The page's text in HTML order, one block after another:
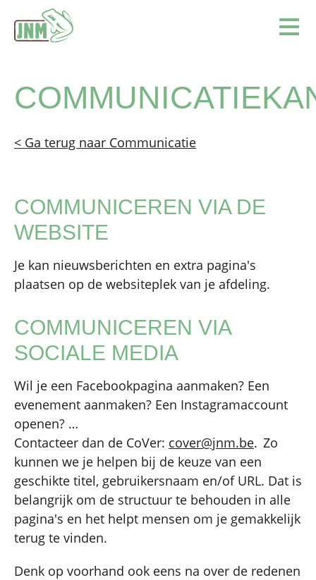
< Ga terug naar Communicatie
COMMUNICEREN VIA DE
WEBSITE
Je kan nieuwsberichten en extra pagina's
plaatsen op de websiteplek van je afdeling.
COMMUNICEREN VIA
SOCIALE MEDIA
Wil je een Facebookpagina aanmaken? Een
evenement aanmaken? Een Instagramaccount
openen? …
Contacteer dan de CoVer: cover@jnm.be. Zo
kunnen we je helpen bij de keuze van een
geschikte titel, gebruikersnaam en/of URL. Dat is
belangrijk om de structuur te behouden in alle
pagina's en het helpt mensen om je gemakkelijk
terug te vinden.
Denk op voorhand ook eens na over de redenen